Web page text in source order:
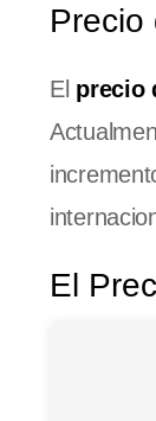
Precio
El precio
El